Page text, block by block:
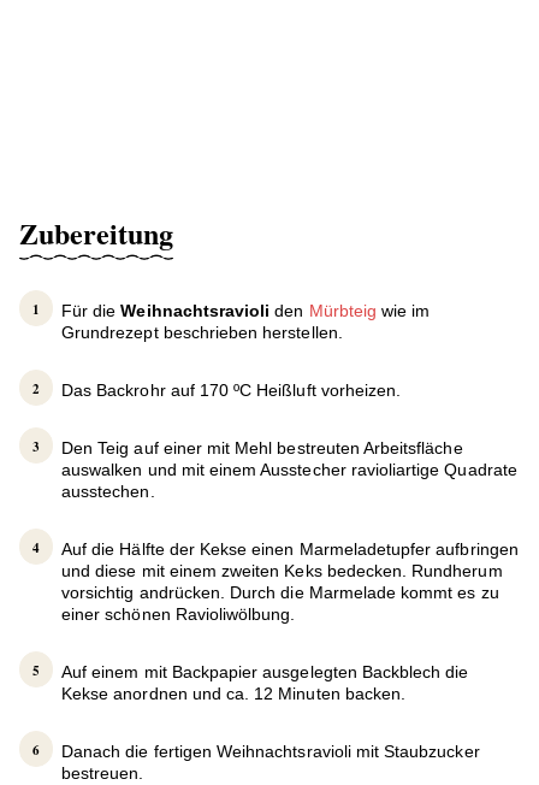
Zubereitung
Für dieWeihnachtsravioliden Mürbteig wie im
Grundrezept beschrieben herstellen.
Das Backrohr auf 170 ºC Heißluft vorheizen.
Den Teig auf einer mit Mehl bestreuten Arbeitsfläche
auswalken und mit einem Ausstecher ravioliartige Quadrate
ausstechen.
Auf die Hälfte der Kekse einen Marmeladetupfer aufbringen
und diese mit einem zweiten Keks bedecken. Rundherum
vorsichtig andrücken. Durch die Marmelade kommt es zu
einer schönen Ravioliwölbung.
Auf einem mit Backpapier ausgelegten Backblech die
Kekse anordnen und ca. 12 Minuten backen.
Danach die fertigen Weihnachtsravioli mit Staubzucker
bestreuen.